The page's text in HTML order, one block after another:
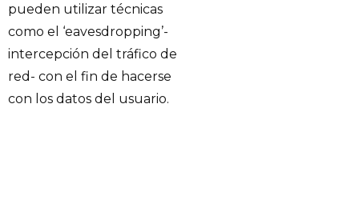
pueden utilizar técnicas
como el ‘eavesdropping’-
intercepción del tráfico de
red- con el fin de hacerse
con los datos del usuario.